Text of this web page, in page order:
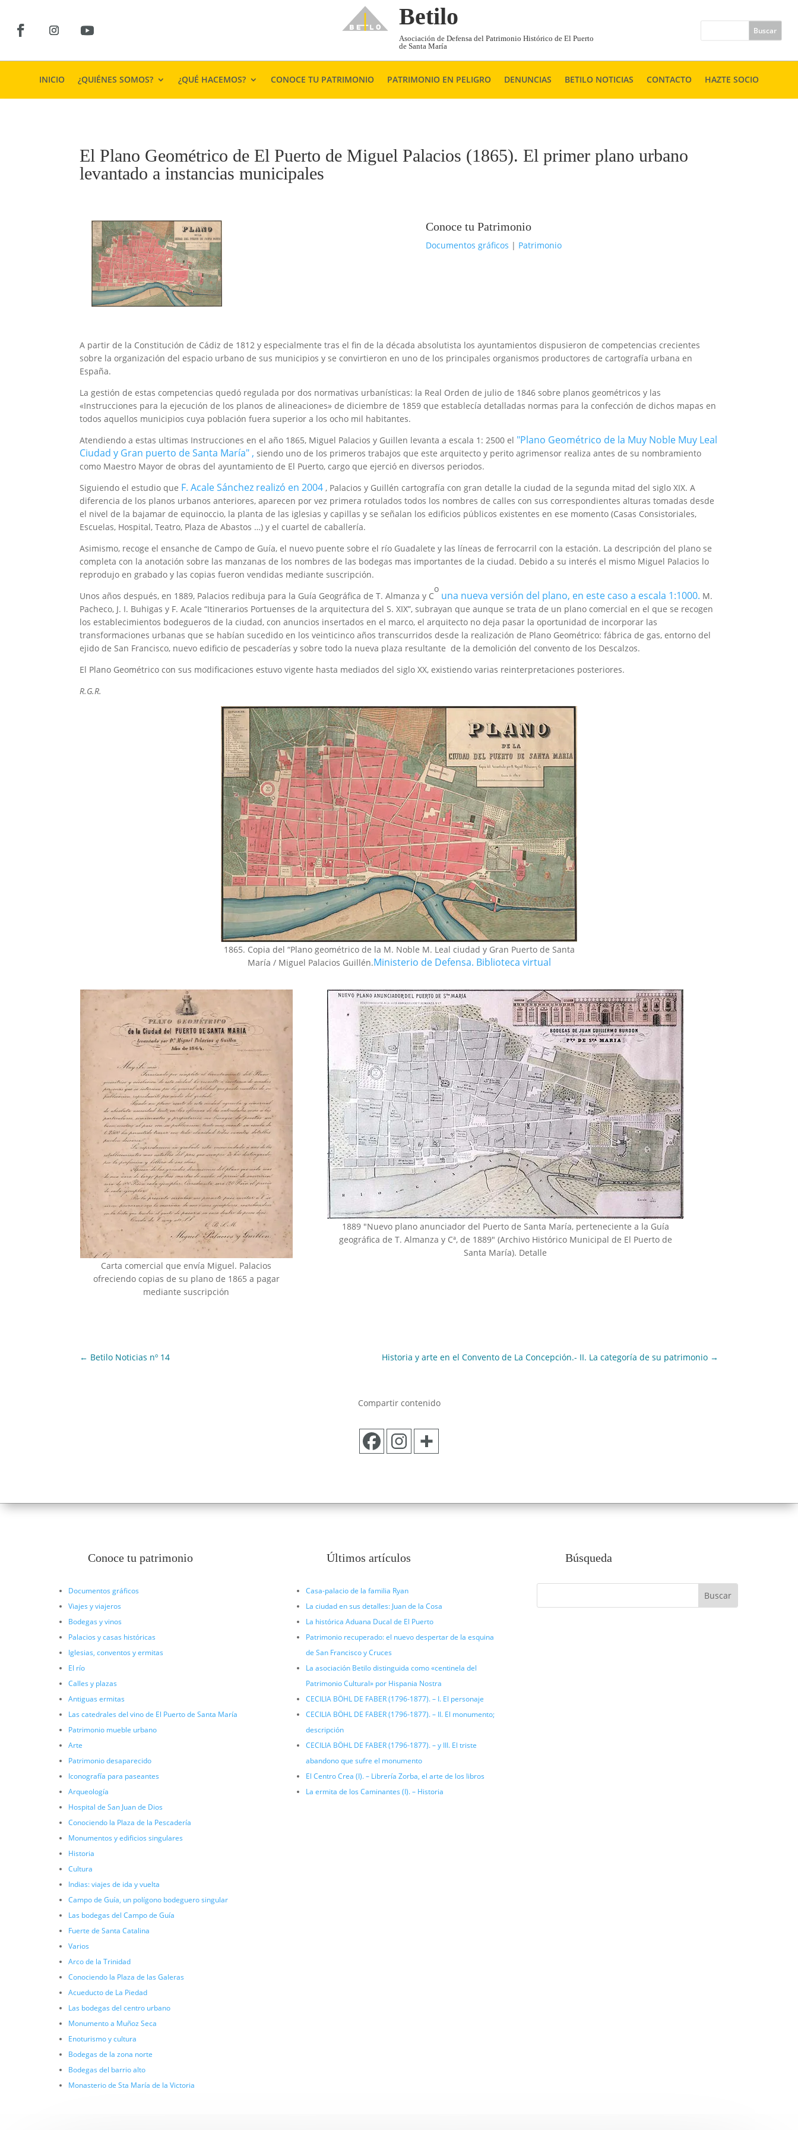
Betilo
Asociación de Defensa del Patrimonio Histórico de El Puerto
de Santa María
INICIO ¿QUIÉNES SOMOS? ¿QUÉ HACEMOS? CONOCE TU PATRIMONIO PATRIMONIO EN PELIGRO DENUNCIAS BETILO NOTICIAS CONTACTO HAZTE SOCIO
El Plano Geométrico de El Puerto de Miguel Palacios (1865). El primer plano urbano
levantado a instancias municipales
Conoce tu Patrimonio
Documentos gráficos | Patrimonio
A partir de la Constitución de Cádiz de 1812 y especialmente tras el fin de la década absolutista los ayuntamientos dispusieron de competencias crecientes
sobre la organización del espacio urbano de sus municipios y se convirtieron en uno de los principales organismos productores de cartografía urbana en
España.
La gestión de estas competencias quedó regulada por dos normativas urbanísticas: la Real Orden de julio de 1846 sobre planos geométricos y las
«Instrucciones para la ejecución de los planos de alineaciones» de diciembre de 1859 que establecía detalladas normas para la confección de dichos mapas en
todos aquellos municipios cuya población fuera superior a los ocho mil habitantes.
Atendiendo a estas ultimas Instrucciones en el año 1865, Miguel Palacios y Guillen levanta a escala 1: 2500 el "Plano Geométrico de la Muy Noble Muy Leal
Ciudad y Gran puerto de Santa María" , siendo uno de los primeros trabajos que este arquitecto y perito agrimensor realiza antes de su nombramiento
como Maestro Mayor de obras del ayuntamiento de El Puerto, cargo que ejerció en diversos periodos.
Siguiendo el estudio que F. Acale Sánchez realizó en 2004 , Palacios y Guillén cartografía con gran detalle la ciudad de la segunda mitad del siglo XIX. A
diferencia de los planos urbanos anteriores, aparecen por vez primera rotulados todos los nombres de calles con sus correspondientes alturas tomadas desde
el nivel de la bajamar de equinoccio, la planta de las iglesias y capillas y se señalan los edificios públicos existentes en ese momento (Casas Consistoriales,
Escuelas, Hospital, Teatro, Plaza de Abastos …) y el cuartel de caballería.
Asimismo, recoge el ensanche de Campo de Guía, el nuevo puente sobre el río Guadalete y las líneas de ferrocarril con la estación. La descripción del plano se
completa con la anotación sobre las manzanas de los nombres de las bodegas mas importantes de la ciudad. Debido a su interés el mismo Miguel Palacios lo
reprodujo en grabado y las copias fueron vendidas mediante suscripción.
Unos años después, en 1889, Palacios redibuja para la Guía Geográfica de T. Almanza y C
o una nueva versión del plano, en este caso a escala 1:1000. M.
Pacheco, J. I. Buhigas y F. Acale “Itinerarios Portuenses de la arquitectura del S. XIX”, subrayan que aunque se trata de un plano comercial en el que se recogen
los establecimientos bodegueros de la ciudad, con anuncios insertados en el marco, el arquitecto no deja pasar la oportunidad de incorporar las
transformaciones urbanas que se habían sucedido en los veinticinco años transcurridos desde la realización de Plano Geométrico: fábrica de gas, entorno del
ejido de San Francisco, nuevo edificio de pescaderías y sobre todo la nueva plaza resultante de la demolición del convento de los Descalzos.
El Plano Geométrico con sus modificaciones estuvo vigente hasta mediados del siglo XX, existiendo varias reinterpretaciones posteriores.
R.G.R.
1865. Copia del “Plano geométrico de la M. Noble M. Leal ciudad y Gran Puerto de Santa
María / Miguel Palacios Guillén.Ministerio de Defensa. Biblioteca virtual
Carta comercial que envía Miguel. Palacios
ofreciendo copias de su plano de 1865 a pagar
mediante suscripción
1889 "Nuevo plano anunciador del Puerto de Santa María, perteneciente a la Guía
geográfica de T. Almanza y Cª, de 1889" (Archivo Histórico Municipal de El Puerto de
Santa María). Detalle
← Betilo Noticias nº 14 Historia y arte en el Convento de La Concepción.- II. La categoría de su patrimonio→
Compartir contenido
Conoce tu patrimonio
Documentos gráficos
Viajes y viajeros
Bodegas y vinos
Palacios y casas históricas
Iglesias, conventos y ermitas
El río
Calles y plazas
Antiguas ermitas
Las catedrales del vino de El Puerto de Santa María
Patrimonio mueble urbano
Arte
Patrimonio desaparecido
Iconografía para paseantes
Arqueología
Hospital de San Juan de Dios
Conociendo la Plaza de la Pescadería
Monumentos y edificios singulares
Historia
Cultura
Indias: viajes de ida y vuelta
Campo de Guía, un polígono bodeguero singular
Las bodegas del Campo de Guía
Fuerte de Santa Catalina
Varios
Arco de la Trinidad
Conociendo la Plaza de las Galeras
Acueducto de La Piedad
Las bodegas del centro urbano
Monumento a Muñoz Seca
Enoturismo y cultura
Bodegas de la zona norte
Bodegas del barrio alto
Monasterio de Sta María de la Victoria
Últimos artículos
Casa-palacio de la familia Ryan
La ciudad en sus detalles: Juan de la Cosa
La histórica Aduana Ducal de El Puerto
Patrimonio recuperado: el nuevo despertar de la esquina
de San Francisco y Cruces
La asociación Betilo distinguida como «centinela del
Patrimonio Cultural» por Hispania Nostra
CECILIA BÖHL DE FABER (1796-1877). – I. El personaje
CECILIA BÖHL DE FABER (1796-1877). – II. El monumento;
descripción
CECILIA BÖHL DE FABER (1796-1877). – y III. El triste
abandono que sufre el monumento
El Centro Crea (I). – Librería Zorba, el arte de los libros
La ermita de los Caminantes (I). – Historia
Búsqueda